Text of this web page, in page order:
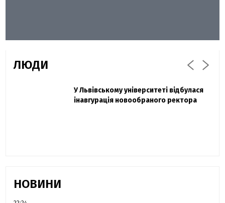
ЛЮДИ
Павло Дак
Захисник "Азовсталі" Діанов вдруге
одружився та показав фото з весілля
У Львівському університеті відбулася
інавгурація новообраного ректора
НОВИНИ